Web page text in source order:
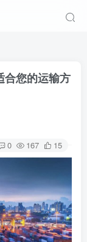
合您的运输方
0 167 15